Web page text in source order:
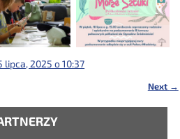
lipca, 2025 o 10:37
Next →